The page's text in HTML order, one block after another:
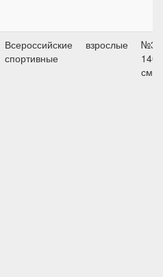
Всероссийские
спортивные
взрослые
№3,
140
см